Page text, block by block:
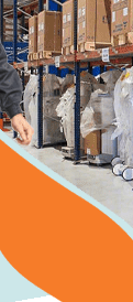
notre
d’une
et aux
Demander